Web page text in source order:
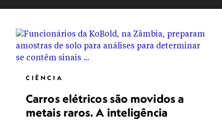
CIÊNCIA
Carros elétricos são movidos a
metais raros. A inteligência